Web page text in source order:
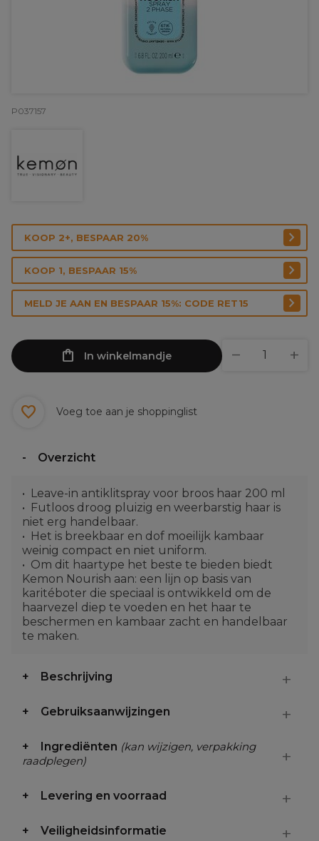
P037157
KOOP 2+, BESPAAR 20%
KOOP 1, BESPAAR 15%
MELD JE AAN EN BESPAAR 15%: CODE RET15
In winkelmandje
Voeg toe aan je shoppinglist
Overzicht
Leave-in antiklitspray voor broos haar 200 ml
Futloos droog pluizig en weerbarstig haar is
niet erg handelbaar.
Het is breekbaar en dof moeilijk kambaar
weinig compact en niet uniform.
Om dit haartype het beste te bieden biedt
Kemon Nourish aan: een lijn op basis van
karitéboter die speciaal is ontwikkeld om de
haarvezel diep te voeden en het haar te
beschermen en kambaar zacht en handelbaar
te maken.
Beschrijving
Gebruiksaanwijzingen
Ingrediënten (kan wijzigen, verpakking
raadplegen)
Levering en voorraad
Veiligheidsinformatie